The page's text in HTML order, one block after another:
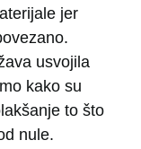
jer
usvojila
kako su
to što
nule.